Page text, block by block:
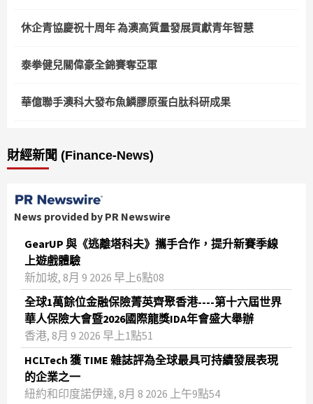
休企青協慶祝十周年 為澳高質量發展貢獻青年智慧
泰拳健兒關偉豪全錦賽奪亞軍
華億聯手澳科大發布魚鱗膠原蛋白肽科研成果
財經新聞 (Finance-News)
News provided by PR Newswire
GearUP 與《逃離塔科夫》攜手合作，提升新賽季線
上遊戲體驗
新加坡, 8月 9 2026 早上6點08
全球1萬餘位金融保險菁英齊聚香港----第十六屆世界
華人保險大會暨2026國際龍獎IDA年會盛大舉辦
香港, 8月 9 2026 早上1點51
HCLTech 獲 TIME 雜誌評為全球最具可持續發展表現
的企業之一
紐約和印度諾伊達, 8月 8 2026 上午9點54